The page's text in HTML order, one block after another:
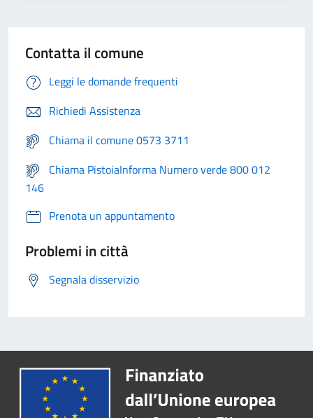
Contatta il comune
Leggi le domande frequenti
Richiedi Assistenza
Chiama il comune 0573 3711
Chiama PistoiaInforma Numero verde 800 012
146
Prenota un appuntamento
Problemi in città
Segnala disservizio